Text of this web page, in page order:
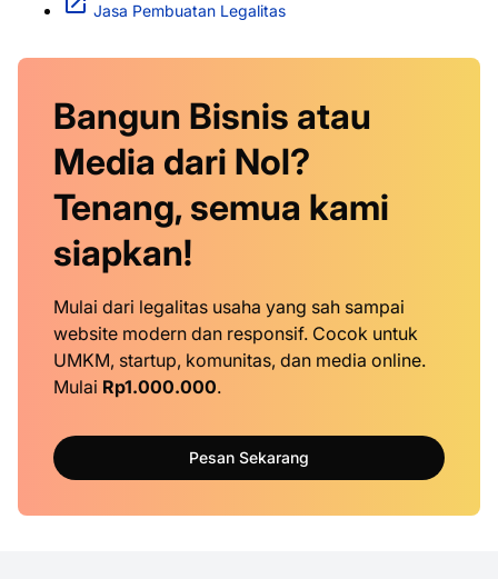
Jasa Pembuatan Legalitas
Bangun Bisnis atau
Media dari Nol?
Tenang, semua kami
siapkan!
Mulai dari legalitas usaha yang sah sampai
website modern dan responsif. Cocok untuk
UMKM, startup, komunitas, dan media online.
Mulai Rp1.000.000.
Pesan Sekarang